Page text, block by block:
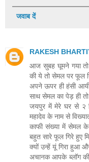
जवाब दें
RAKESH
आज सुबह घूमने गया
की ये तो सेमल पर फूल
अपने ऊपर ही हंसी
साथ सेमल का पेड़ ही
जयपुर में मेरे घर से २
महादेव के नाम से
काफी संख्या में सेमल
बहुत सारे फूल गिरे हुए
क्यों उन्हें यूं गिरा हुआ
अचानक आपके ब्लॉग